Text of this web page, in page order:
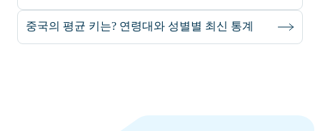
중국의 평균 키는? 연령대와 성별별 최신 통계